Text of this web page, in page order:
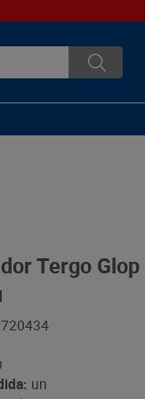
Tergo
un